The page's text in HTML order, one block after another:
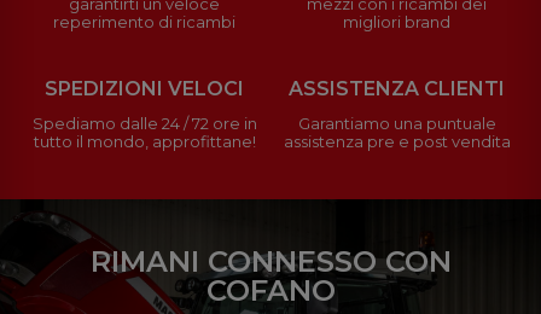
reperimento di ricambi
migliori brand
SPEDIZIONI VELOCI
Spediamo dalle 24 / 72 ore in
tutto il mondo, approfittane!
ASSISTENZA CLIENTI
Garantiamo una puntuale
assistenza pre e post vendita
RIMANI CONNESSO CON
COFANO